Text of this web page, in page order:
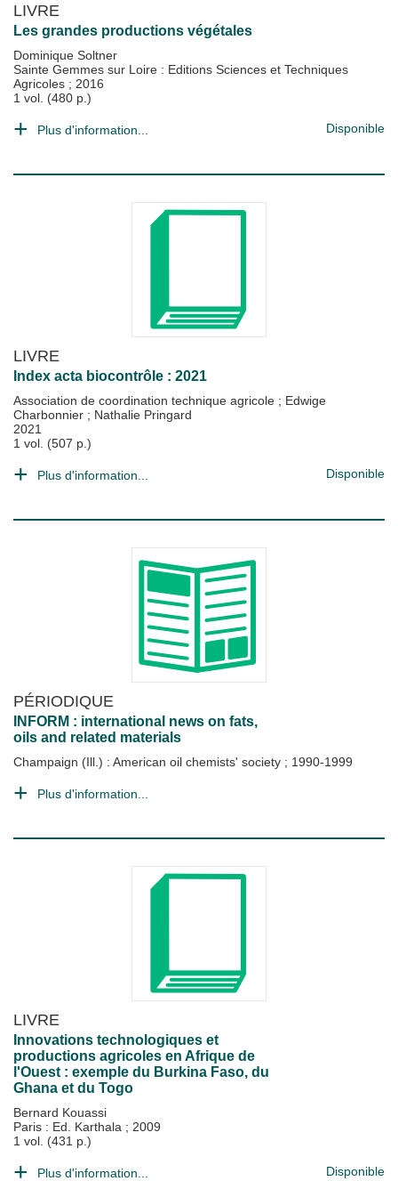
LIVRE
Les grandes productions végétales
Dominique Soltner
Sainte Gemmes sur Loire : Editions Sciences et Techniques
Agricoles ; 2016
1 vol. (480 p.)
Plus d'information... Disponible
LIVRE
Index acta biocontrôle : 2021
Association de coordination technique agricole ; Edwige
Charbonnier ; Nathalie Pringard
2021
1 vol. (507 p.)
Plus d'information... Disponible
PÉRIODIQUE
INFORM : international news on fats,
oils and related materials
Champaign (Ill.) : American oil chemists' society ; 1990-1999
Plus d'information...
LIVRE
Innovations technologiques et
productions agricoles en Afrique de
l'Ouest : exemple du Burkina Faso, du
Ghana et du Togo
Bernard Kouassi
Paris : Ed. Karthala ; 2009
1 vol. (431 p.)
Plus d'information... Disponible